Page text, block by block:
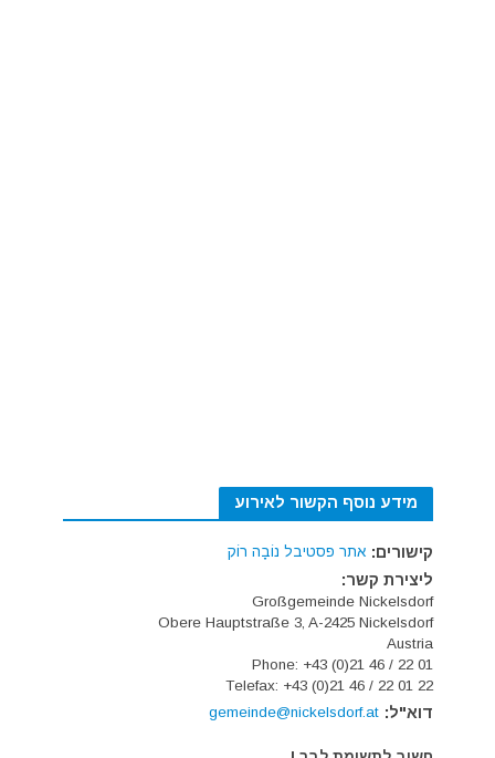
מידע נוסף הקשור לאירוע
קישורים: אתר פסטיבל נוֹבָה רוֹק
ליצירת קשר:
Großgemeinde Nickelsdorf
Obere Hauptstraße 3, A-2425 Nickelsdorf
Austria
Phone: +43 (0)21 46 / 22 01
Telefax: +43 (0)21 46 / 22 01 22
דוא"ל: gemeinde@nickelsdorf.at